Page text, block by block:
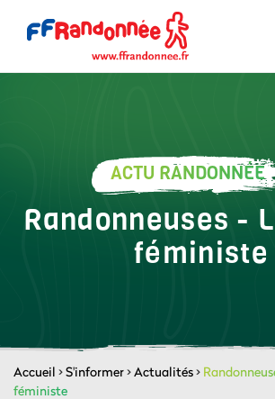
ACTU RANDONNÉE
Randonneuses -
féministe
Accueil >S'informer>Actualités>
féministe